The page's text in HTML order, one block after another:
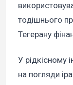
тодішнього
Тегерану
У рідкісному
на погляди